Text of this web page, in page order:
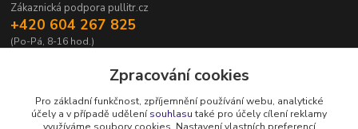
Zákaznická podpora pullitr.cz
+420 604 267 825
(Po-Pá, 8-16 hod.)
Zpracování cookies
Pro základní funkčnost, zpříjemnění používání webu, analytické
účely a v případě udělenísouhlasutaké pro účely cílení reklamy